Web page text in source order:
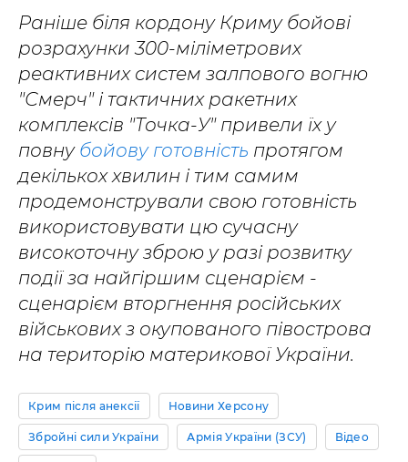
Раніше біля кордону Криму бойові
розрахунки 300-міліметрових
реактивних систем залпового вогню
"Смерч" і тактичних ракетних
комплексів "Точка-У" привели їх у
повну бойову готовність протягом
декількох хвилин і тим самим
продемонстрували свою готовність
використовувати цю сучасну
високоточну зброю у разі розвитку
події за найгіршим сценарієм -
сценарієм вторгнення російських
військових з окупованого півострова
на територію материкової України.
Крим після анексії Новини Херсону
Збройні сили України Армія України (ЗСУ) Відео